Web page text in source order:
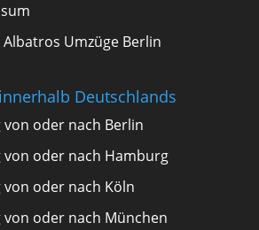
Albatros Umzüge Berlin
Deutschlands
von oder nach Berlin
von oder nach Hamburg
von oder nach Köln
von oder nach München